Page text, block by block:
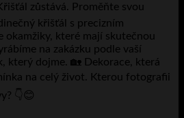
zůstává. Proměňte svou
křišťál s precizním
okamžiky, které mají skutečnou
na zakázku podle vaší
který dojme. 🏡 Dekorace, která
na celý život. Kterou fotografii
👇😊